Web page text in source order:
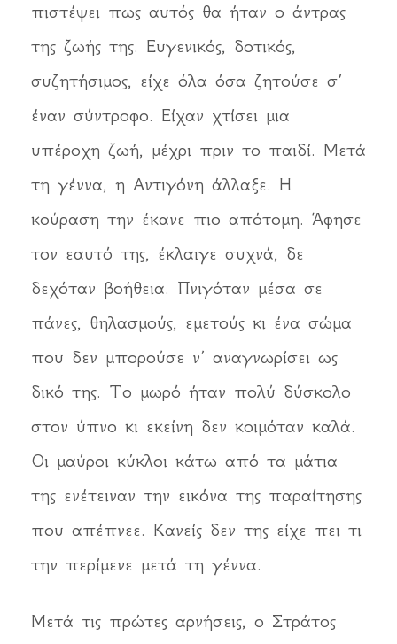
πιστέψει πως αυτός θα ήταν ο άντρας
της ζωής της. Ευγενικός, δοτικός,
συζητήσιμος, είχε όλα όσα ζητούσε σ’
έναν σύντροφο. Είχαν χτίσει μια
υπέροχη ζωή, μέχρι πριν το παιδί. Μετά
τη γέννα, η Αντιγόνη άλλαξε. Η
κούραση την έκανε πιο απότομη. Άφησε
τον εαυτό της, έκλαιγε συχνά, δε
δεχόταν βοήθεια. Πνιγόταν μέσα σε
πάνες, θηλασμούς, εμετούς κι ένα σώμα
που δεν μπορούσε ν’ αναγνωρίσει ως
δικό της. Το μωρό ήταν πολύ δύσκολο
στον ύπνο κι εκείνη δεν κοιμόταν καλά.
Οι μαύροι κύκλοι κάτω από τα μάτια
της ενέτειναν την εικόνα της παραίτησης
που απέπνεε. Κανείς δεν της είχε πει τι
την περίμενε μετά τη γέννα.
Μετά τις πρώτες αρνήσεις, ο Στράτος